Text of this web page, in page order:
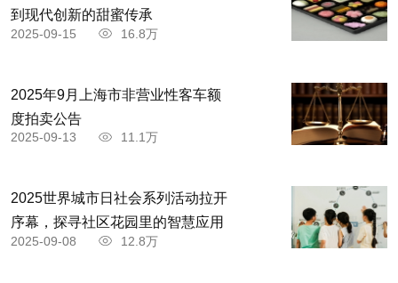
到现代创新的甜蜜传承
2025-09-15 16.8万
2025年9月上海市非营业性客车额
度拍卖公告
2025-09-13 11.1万
2025世界城市日社会系列活动拉开
序幕，探寻社区花园里的智慧应用
2025-09-08 12.8万